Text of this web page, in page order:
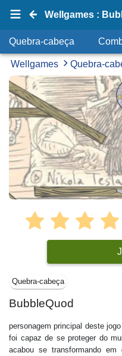
Wellgames :
Quebra-cabeça
Wellgames Quebra-
Quebra-cabeça
BubbleQuod
personagem principal deste
foi capaz de se proteger do
acabou se transformando